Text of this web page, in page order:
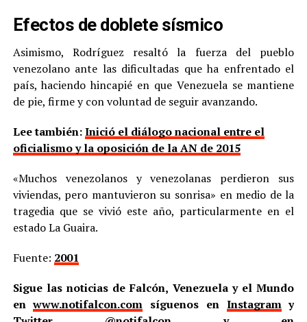
Efectos de doblete sísmico
Asimismo, Rodríguez resaltó la fuerza del pueblo
venezolano ante las dificultadas que ha enfrentado el
país, haciendo hincapié en que Venezuela se mantiene
de pie, firme y con voluntad de seguir avanzando.
Lee también:Inició el diálogo nacional entre el
oficialismo y la oposición de la AN de 2015
«Muchos venezolanos y venezolanas perdieron sus
viviendas, pero mantuvieron su sonrisa» en medio de la
tragedia que se vivió este año, particularmente en el
estado La Guaira.
Fuente: 2001
Sigue las noticias de Falcón, Venezuela y el Mundo
enwww.notifalcon.com síguenos en Instagramy